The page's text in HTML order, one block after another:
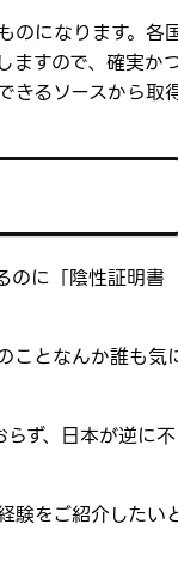
のになります。各
ますので、確実か
きるソースから取
のに「陰性証明書
ことなんか誰も気
ず、日本が逆に不
験をご紹介したい